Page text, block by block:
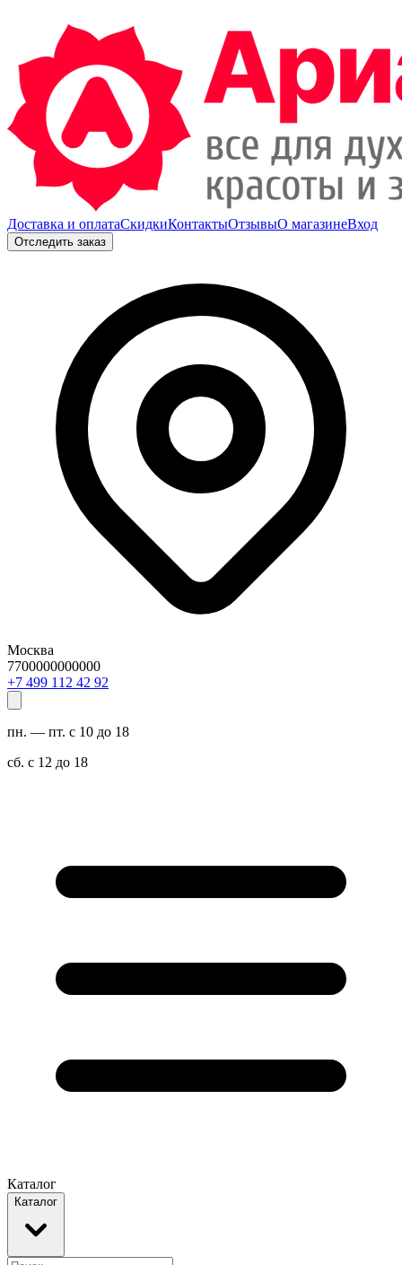
Доставка и оплатаСкидкиКонтактыОтзывыО магазинеВход
Отследить заказ
Москва
7700000000000
29 24 211 994 7+
пн. — пт. с 10 до 18
сб. с 12 до 18
Каталог
Каталог